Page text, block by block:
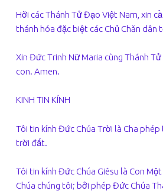
Hỡi các Thánh Tử Đạo Việt Nam, xin
thánh hóa đặc biệt các Chủ Chăn dân
Xin Đức Trinh Nữ Maria cùng Thánh
con. Amen.
KINH TIN KÍNH
Tôi tin kính Đức Chúa Trời là Cha
trời đất.
Tôi tin kính Đức Chúa Giêsu là Con
Chúa chúng tôi; bởi phép Đức Chúa